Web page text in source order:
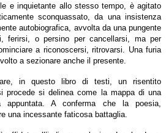
e inquietante allo stesso tempo, è agitato
sconquassato, da una insistenza
autobiografica, avvolta da una pungente
ferirsi, o persino per cancellarsi, ma per
a riconoscersi, ritrovarsi. Una furia
a sezionare anche il presente.
in questo libro di testi, un risentito
procede si delinea come la mappa di una
appuntata. A conferma che la poesia,
una incessante faticosa battaglia.